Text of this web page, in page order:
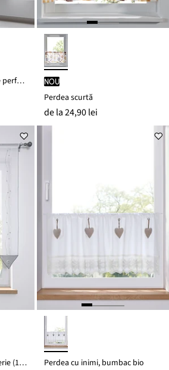
Perdea scurtă cu broderie perforată, cu poliester reciclat nou
Perdea scurtă
de la24,90 lei
Perdeluță scurtă cu broderie (1 buc.) Perdea cu inimi, bumbac bio